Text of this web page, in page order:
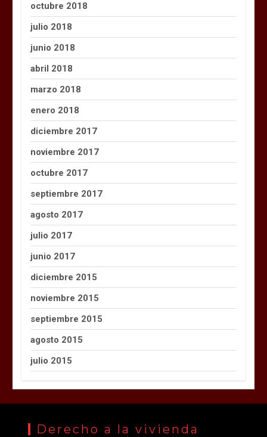
octubre 2018
julio 2018
junio 2018
abril 2018
marzo 2018
enero 2018
diciembre 2017
noviembre 2017
octubre 2017
septiembre 2017
agosto 2017
julio 2017
junio 2017
diciembre 2015
noviembre 2015
septiembre 2015
agosto 2015
julio 2015
Derecho a la vivienda